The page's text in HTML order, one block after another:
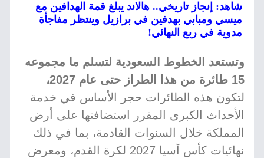
شاهد: إنجاز تاريخي.. هالاند يبلغ قمة الهدافين مع
ميسي ومبابي بهدفين في برازيل وينتظر مفاجأة
مدوية في ربع النهائي!
وتستعد الخطوط السعودية لتسلم ما مجموعه
15 طائرة من هذا الطراز حتى عام 2027،
لتكون هذه الطائرات حجر الأساس في خدمة
الأحداث الكبرى المقرر استضافتها على أرض
المملكة خلال السنوات القادمة، بما في ذلك
نهائيات كأس آسيا 2027 لكرة القدم، ومعرض